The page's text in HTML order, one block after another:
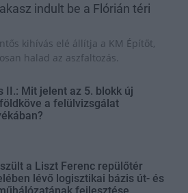
indult be a Flórián téri
kihívás elé állítja a KM Építőt,
halad az aszfaltozás.
II.: Mit jelent az 5. blokk új
a felülvizsgálat
a Liszt Ferenc repülőtér
lévő logisztikai bázis út- és